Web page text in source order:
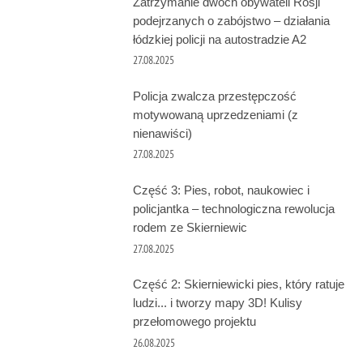
podejrzanych o zabójstwo – działania
łódzkiej policji na autostradzie A2
27.08.2025
Policja zwalcza przestępczość
motywowaną uprzedzeniami (z
nienawiści)
27.08.2025
Część 3: Pies, robot, naukowiec i
policjantka – technologiczna rewolucja
rodem ze Skierniewic
27.08.2025
Część 2: Skierniewicki pies, który ratuje
ludzi... i tworzy mapy 3D! Kulisy
przełomowego projektu
26.08.2025